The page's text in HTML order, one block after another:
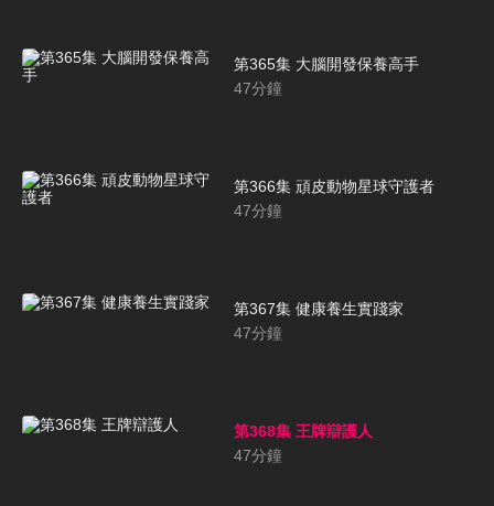
第365集 大腦開發保養高手
47分鐘
第366集 頑皮動物星球守護者
47分鐘
第367集 健康養生實踐家
47分鐘
第368集 王牌辯護人
47分鐘